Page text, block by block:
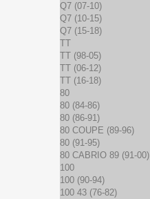
Q7 (07-10)
Q7 (10-15)
Q7 (15-18)
TT
TT (98-05)
TT (06-12)
TT (16-18)
80
80 (84-86)
80 (86-91)
80 COUPE (89-96)
80 (91-95)
80 CABRIO 89 (91-00)
100
100 (90-94)
100 43 (76-82)